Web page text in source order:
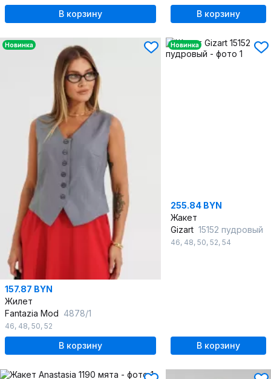
В корзину В корзину
Новинка
157.87 BYN
Жилет
Fantazia Mod 4878/1
46, 48, 50, 52
В корзину
Новинка
255.84 BYN
Жакет
Gizart 15152 пудровый
46, 48, 50, 52, 54
В корзину